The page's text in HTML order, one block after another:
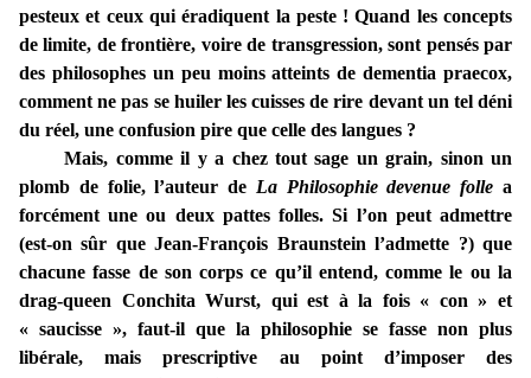
pesteux et ceux qui éradiquent la peste ! Quand les concepts
de limite, de frontière, voire de transgression, sont pensés par
des philosophes un peu moins atteints de dementia praecox,
comment ne pas se huiler les cuisses de rire devant un tel déni
du réel, une confusion pire que celle des langues ?
Mais, comme il y a chez tout sage un grain, sinon un
plomb de folie, l’auteur de La Philosophie devenue folle a
forcément une ou deux pattes folles. Si l’on peut admettre
(est-on sûr que Jean-François Braunstein l’admette ?) que
chacune fasse de son corps ce qu’il entend, comme le ou la
drag-queen Conchita Wurst, qui est à la fois « con » et
« saucisse », faut-il que la philosophie se fasse non plus
libérale, mais prescriptive au point d’imposer des